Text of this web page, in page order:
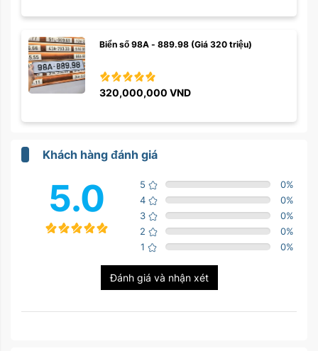
Biển số 98A - 889.98 (Giá 320 triệu)
320,000,000 VND
Khách hàng đánh giá
5.0 5 0%
4
0%
3
0%
2
0%
1
0%
Đánh giá và nhận xét